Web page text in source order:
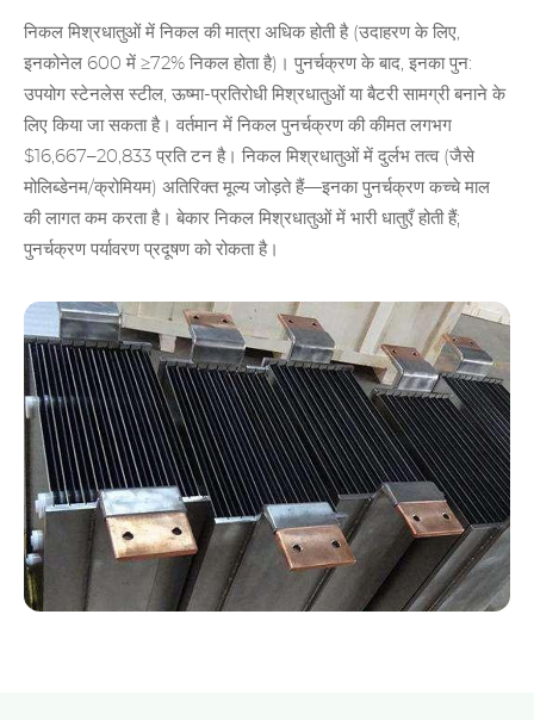
निकल मिश्रधातुओं में निकल की मात्रा अधिक होती है (उदाहरण के लिए,
इनकोनेल 600 में ≥72% निकल होता है)। पुनर्चक्रण के बाद, इनका पुन:
उपयोग स्टेनलेस स्टील, ऊष्मा-प्रतिरोधी मिश्रधातुओं या बैटरी सामग्री बनाने के
लिए किया जा सकता है। वर्तमान में निकल पुनर्चक्रण की कीमत लगभग
$16,667–20,833 प्रति टन है। निकल मिश्रधातुओं में दुर्लभ तत्व (जैसे
मोलिब्डेनम/क्रोमियम) अतिरिक्त मूल्य जोड़ते हैं—इनका पुनर्चक्रण कच्चे माल
की लागत कम करता है। बेकार निकल मिश्रधातुओं में भारी धातुएँ होती हैं;
पुनर्चक्रण पर्यावरण प्रदूषण को रोकता है।